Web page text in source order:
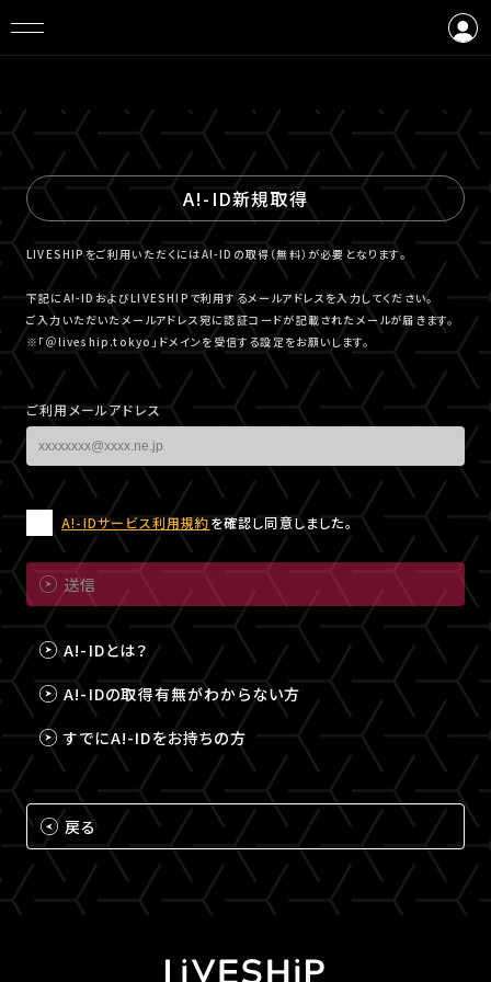
A!-ID新規取得
LIVESHIPをご利用いただくにはA!-IDの取得（無料）が必要となります。
下記にA!-IDおよびLIVESHIPで利用するメールアドレスを入力してください。
ご入力いただいたメールアドレス宛に認証コードが記載されたメールが届きます。
※「＠liveship.tokyo」ドメインを受信する設定をお願いします。
ご利用メールアドレス
A!-IDサービス利用規約を確認し同意しました。
送信
A!-IDとは？
A!-IDの取得有無がわからない方
すでにA!-IDをお持ちの方
戻る